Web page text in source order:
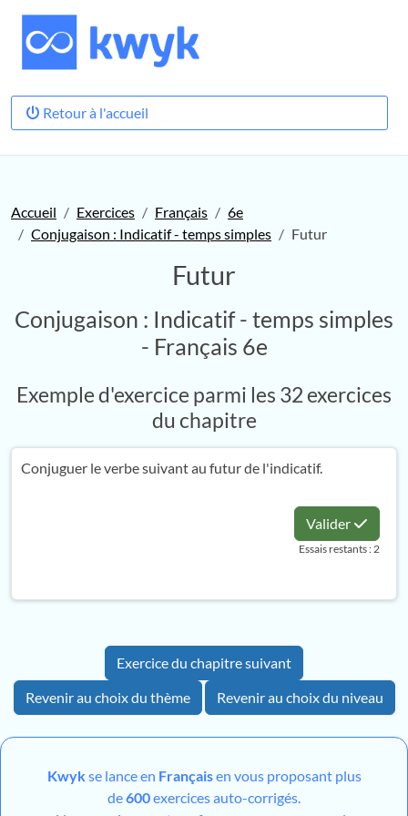
Retour à l'accueil
Accueil Exercices Français
6e
Conjugaison : Indicatif - temps simples
Futur
Futur
Conjugaison : Indicatif - temps simples
- Français 6e
Exemple d'exercice parmi les 32 exercices
du chapitre
Conjuguer le verbe suivant au futur de l'indicatif.
Valider
Essais restants : 2
Exercice du chapitre suivant
Revenir au choix du thème
Revenir au choix du niveau
Kwykse lance en Françaisen vous proposant plus
de600exercices auto-corrigés.